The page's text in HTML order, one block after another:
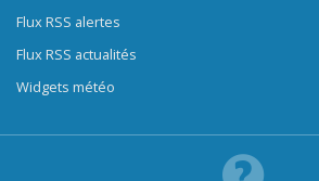
Flux RSS alertes
Flux RSS actualités
Widgets météo